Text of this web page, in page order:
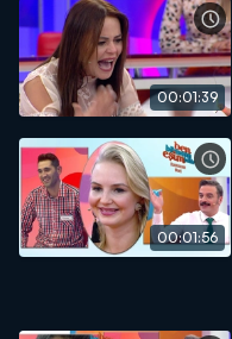
00:01:39
00:01:56